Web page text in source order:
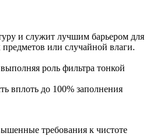
и служит лучшим барьером для
или случайной влаги.
роль фильтра тонкой
вплоть до 100% заполнения
требования к чистоте